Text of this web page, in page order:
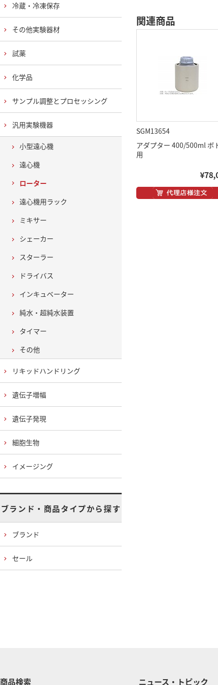
関連商品
SGM13654
アダプター 400/500ml ボ
用
冷蔵・冷凍保存
その他実験器材
試薬
化学品
サンプル調整とプロセッシング
汎用実験機器
小型遠心機
遠心機
ローター
遠心機用ラック
ミキサー
シェーカー
スターラー
ドライバス
インキュベーター
純水・超純水装置
タイマー
その他
リキッドハンドリング
遺伝子増幅
遺伝子発現
細胞生物
イメージング
ブランド・商品タイプから探す
ブランド
セール
商品検索 ニュース・トピック